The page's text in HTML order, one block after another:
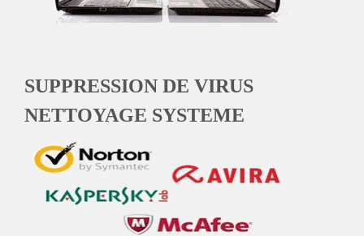
SUPPRESSION DE VIRUS
NETTOYAGE SYSTEME